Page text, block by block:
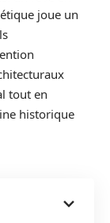
joue un
tout en
historique